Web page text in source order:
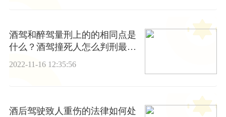
酒驾和醉驾量刑上的的相同点是
什么？酒驾撞死人怎么判刑最多
可以判几年？
2022-11-16 12:35:56
酒后驾驶致人重伤的法律如何处